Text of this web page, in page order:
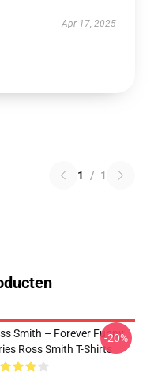
Apr 17, 2025
1 / 1
Smith – Forever Funny
Ross Smith T-Shirts
-20%